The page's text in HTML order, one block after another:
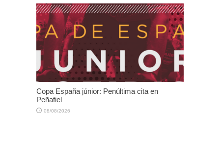
Copa España júnior: Penúltima cita en
Peñafiel
08/08/2026